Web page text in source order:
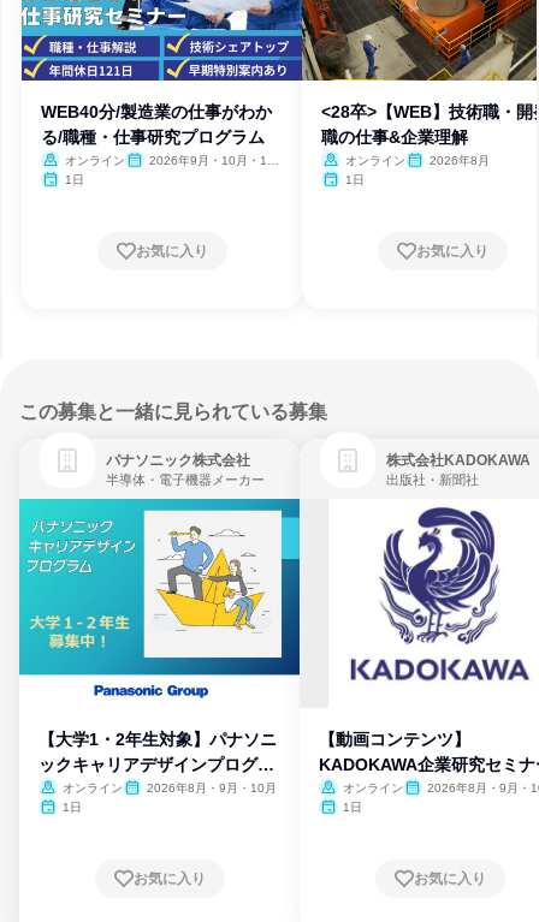
WEB40分/製造業の仕事がわか
る/職種・仕事研究プログラム
オンライン
2026年9月・10月・11
1日
お気に入り
<28卒>【WEB】技術職・開
職の仕事&企業理解
オンライン
2026年8月
1日
お気に入り
この募集と一緒に見られている募集
パナソニック株式会社
半導体・電子機器メーカー
【大学1・2年生対象】パナソニ
ックキャリアデザインプログラ
ム
オンライン
2026年8月・9月・10月
1日
お気に入り
株式会社KADOKAWA
出版社・新聞社
【動画コンテンツ】
KADOKAWA企業研究セミナ
オンライン
2026年8月・9月・
1日
お気に入り